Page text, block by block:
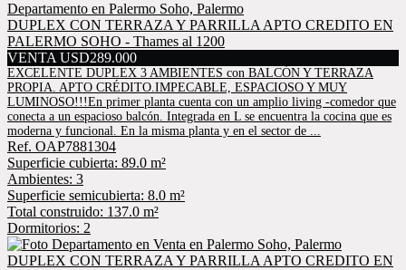
Departamento en Palermo Soho, Palermo
DUPLEX CON TERRAZA Y PARRILLA APTO CREDITO EN
PALERMO SOHO - Thames al 1200
VENTA USD289.000
EXCELENTE DUPLEX 3 AMBIENTES con BALCÓN Y TERRAZA
PROPIA. APTO CRÉDITO.IMPECABLE, ESPACIOSO Y MUY
LUMINOSO!!!En primer planta cuenta con un amplio living -comedor que
conecta a un espacioso balcón. Integrada en L se encuentra la cocina que es
moderna y funcional. En la misma planta y en el sector de ...
Ref. OAP7881304
Superficie cubierta: 89.0 m²
Ambientes: 3
Superficie semicubierta: 8.0 m²
Total construido: 137.0 m²
Dormitorios: 2